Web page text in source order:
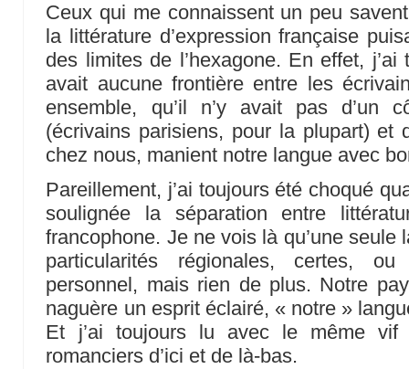
Ceux qui me connaissent un peu
la littérature d’expression française
des limites de l’hexagone. En effet, j’ai
avait aucune frontière entre les
ensemble, qu’il n’y avait pas d’un
(écrivains parisiens, pour la plupart) et
chez nous, manient notre langue avec
Pareillement, j’ai toujours été choqué
soulignée la séparation entre
francophone. Je ne vois là qu’une seule
particularités régionales, certes,
personnel, mais rien de plus. Notre
naguère un esprit éclairé, « notre »
Et j’ai toujours lu avec le même
romanciers d’ici et de là-bas.